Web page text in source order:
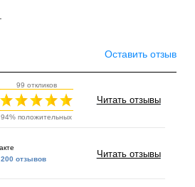
.
Оставить отзыв
99 откликов
94% положительных
Читать отзывы
отзывов
Читать отзывы